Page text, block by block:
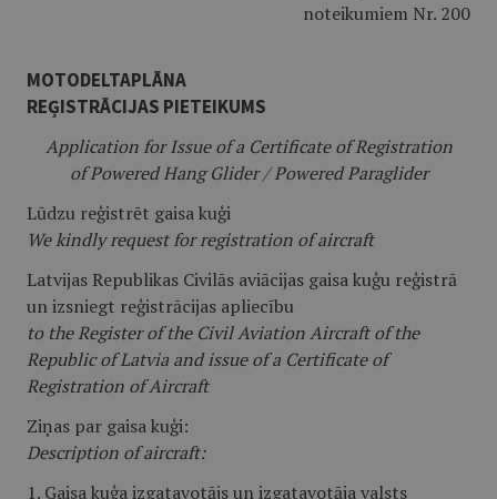
noteikumiem Nr. 200
MOTODELTAPLĀNA
REĢISTRĀCIJAS PIETEIKUMS
Application for Issue of a Certificate of Registration
of Powered Hang Glider / Powered Paraglider
Lūdzu reģistrēt gaisa kuģi
We kindly request for registration of aircraft
Latvijas Republikas Civilās aviācijas gaisa kuģu reģistrā
un izsniegt reģistrācijas apliecību
to the Register of the Civil Aviation Aircraft of the
Republic of Latvia and issue of a Certificate of
Registration of Aircraft
Ziņas par gaisa kuģi:
Description of aircraft:
1. Gaisa kuģa izgatavotājs un izgatavotāja valsts